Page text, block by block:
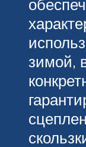
зимой,